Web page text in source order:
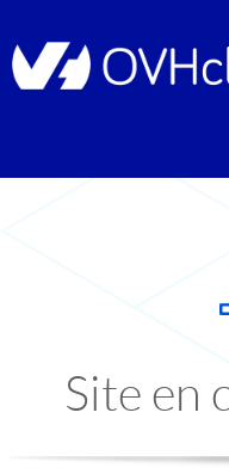
Site en